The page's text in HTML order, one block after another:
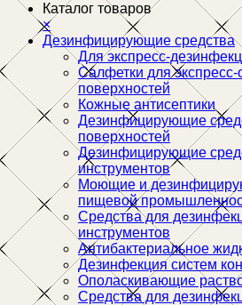
Каталог товаров
×
Дезинфицирующие средства
Для экспресс-
Салфетки для экспресс-
поверхностей
Кожные антисептики
Дезинфицирующие
поверхностей
Дезинфицирующие
инструментов
Моющие и
пищевой
Средства для
инструментов
Антибактериальное
Дезинфекция систем
Ополаскивающие
Средства для